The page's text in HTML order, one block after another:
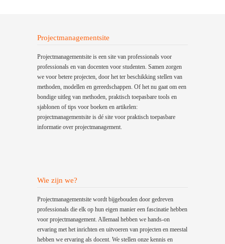
Projectmanagementsite
Projectmanagementsite is een site van professionals voor
professionals en van docenten voor studenten. Samen zorgen
we voor betere projecten, door het ter beschikking stellen van
methoden, modellen en gereedschappen. Of het nu gaat om een
bondige uitleg van methoden, praktisch toepasbare tools en
sjablonen of tips voor boeken en artikelen:
projectmanagementsite is dé site voor praktisch toepasbare
informatie over projectmanagement.
Wie zijn we?
Projectmanagementsite wordt bijgebouden door gedreven
professionals die elk op hun eigen manier een fascinatie hebben
voor projectmanagement. Allemaal hebben we hands-on
ervaring met het inrichten en uitvoeren van projecten en meestal
hebben we ervaring als docent. We stellen onze kennis en